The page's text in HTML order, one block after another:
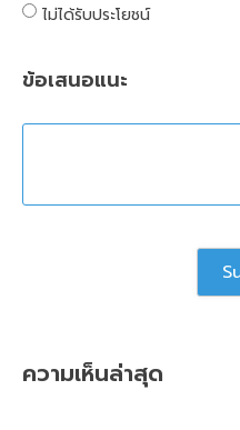
ไม่ได้รับประโยชน์
ข้อเสนอแนะ
ความเห็นล่าสุด